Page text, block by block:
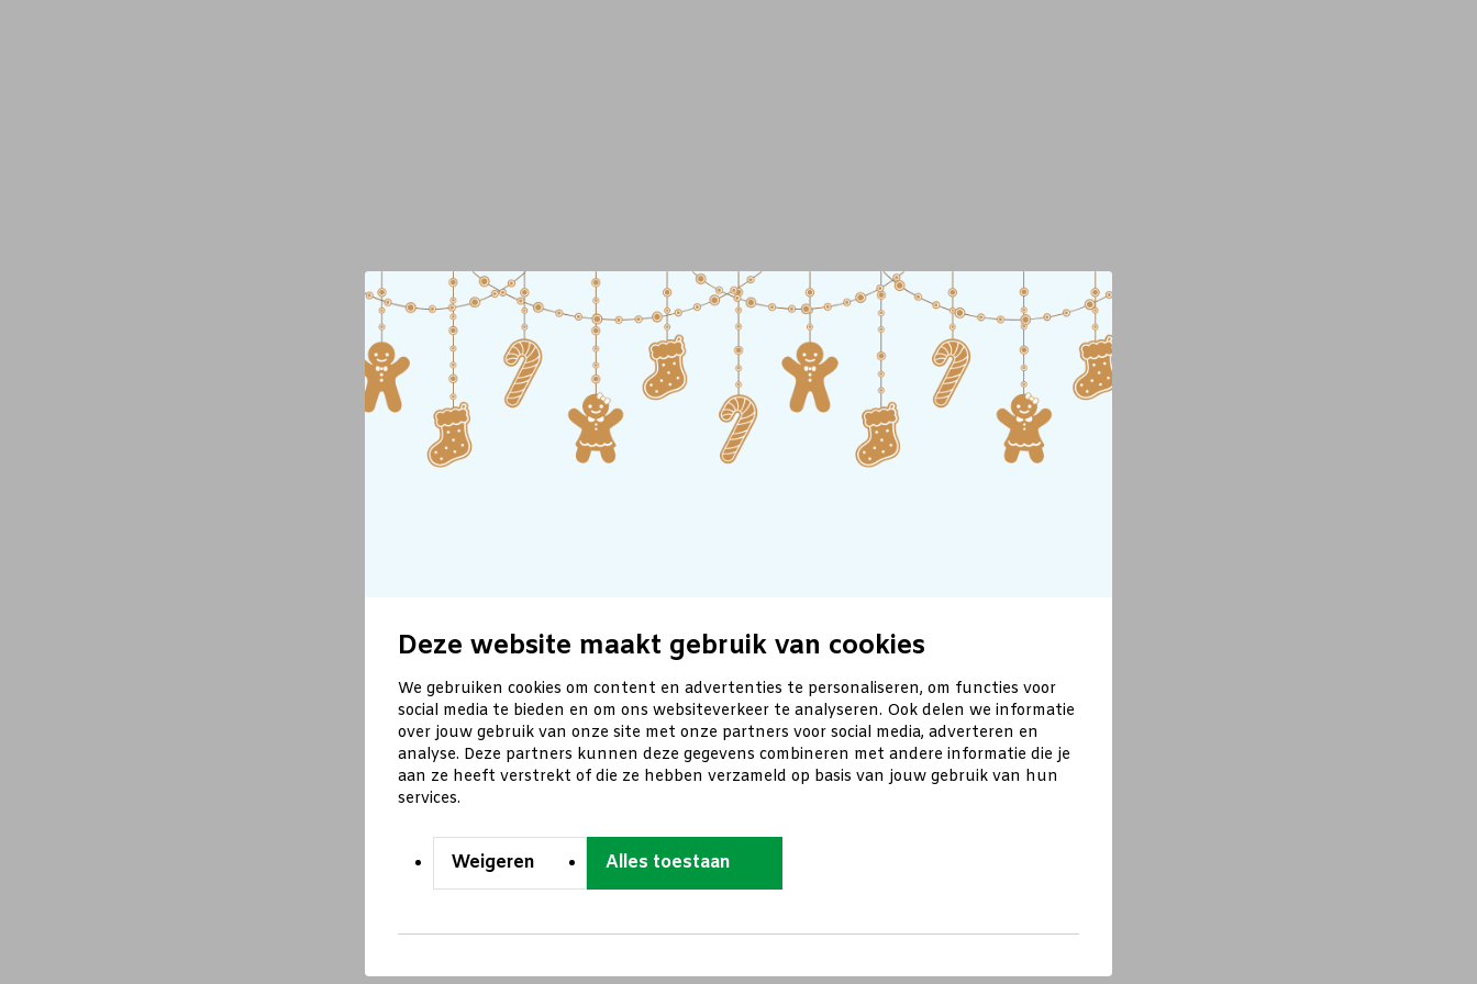
Deze website maakt gebruik van cookies
We gebruiken cookies om content en advertenties te personaliseren, om functies voor
social media te bieden en om ons websiteverkeer te analyseren. Ook delen we informatie
over jouw gebruik van onze site met onze partners voor social media, adverteren en
analyse. Deze partners kunnen deze gegevens combineren met andere informatie die je
aan ze heeft verstrekt of die ze hebben verzameld op basis van jouw gebruik van hun
services.
Weigeren Alles toestaan